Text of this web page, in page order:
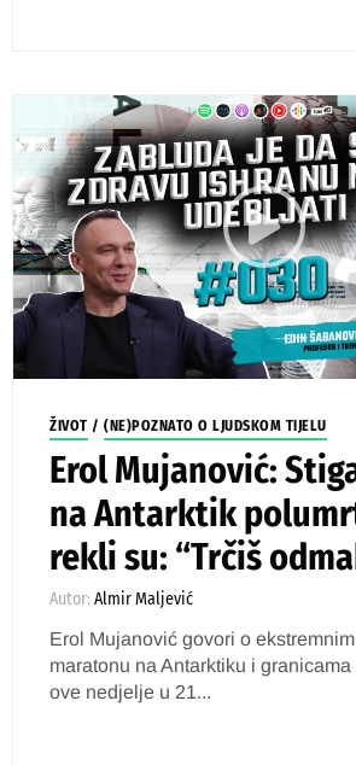
ŽIVOT / (NE)POZNATO O LJUDSKOM TIJELU
Erol Mujanović:
na Antarktik
rekli su: “Trčiš
Autor: Almir Maljević
Erol Mujanović govori o
maratonu na Antarktiku i
ove nedjelje u 21...